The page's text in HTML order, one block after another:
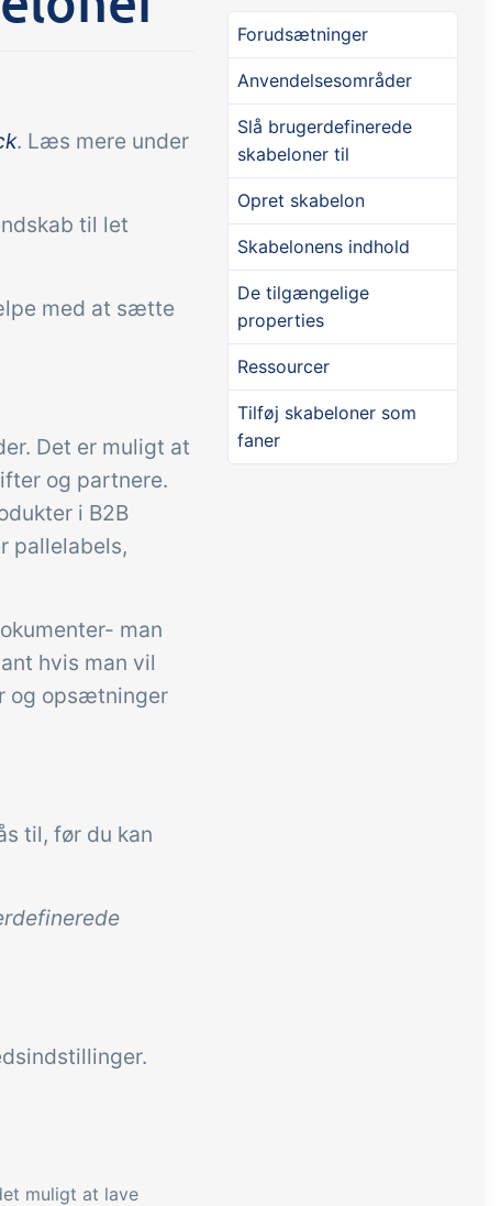
Tilføjelse
Connect
Masser af muligheder for
automatik og tilpassede
og data med andre systemer
og enheder
. Læs mere under
til let
med at sætte
Det er muligt at
og partnere.
i B2B
pallelabels,
man
hvis man vil
og opsætninger
til, før du kan
muligt at lave
Forudsætninger
Anvendelsesområder
Slå brugerdefinerede
skabeloner til
Opret skabelon
Skabelonens indhold
De tilgængelige
properties
Ressourcer
Tilføj skabeloner som
faner